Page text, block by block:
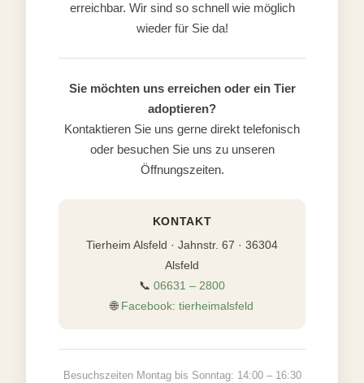
erreichbar. Wir sind so schnell wie möglich
wieder für Sie da!
Sie möchten uns erreichen oder ein Tier
adoptieren?
Kontaktieren Sie uns gerne direkt telefonisch
oder besuchen Sie uns zu unseren
Öffnungszeiten.
KONTAKT
Tierheim Alsfeld · Jahnstr. 67 · 36304
Alsfeld
📞 06631 – 2800
🌐 Facebook: tierheimalsfeld
Besuchszeiten Montag bis Sonntag: 14:00 – 16:30